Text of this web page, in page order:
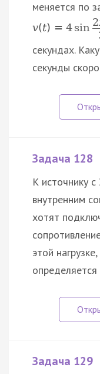
меняется по
v(t) = 4sin 2
секундах.
секунды
Задача 128
К источнику
внутренним
хотят
этой
Задача 129